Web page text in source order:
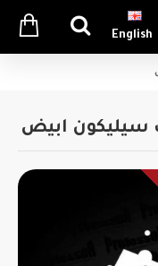
English
ابيض